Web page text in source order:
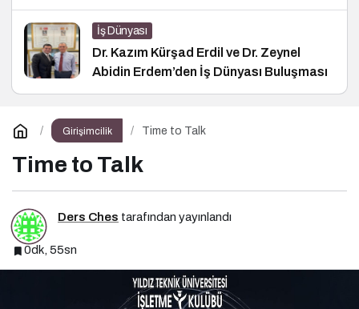
İş Dünyası
Dr. Kazım Kürşad Erdil ve Dr. Zeynel
Abidin Erdem’den İş Dünyası Buluşması
Girişimcilik Time to Talk
Time to Talk
Ders Ches tarafından yayınlandı
0dk, 55sn